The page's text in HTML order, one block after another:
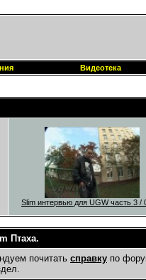
Видеотека
Slim интервью для UGW часть 3 /
Птаха.
почитать справку по